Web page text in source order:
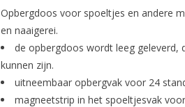
Opbergdoos voor spoeltjes en andere
en naaigerei.
de opbergdoos wordt leeg geleverd,
kunnen zijn.
uitneembaar opbergvak voor 24
magneetstrip in het spoeltjesvak